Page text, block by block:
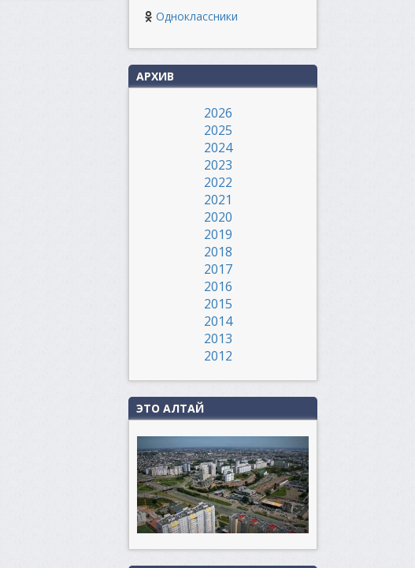
Одноклассники
АРХИВ
2026
2025
2024
2023
2022
2021
2020
2019
2018
2017
2016
2015
2014
2013
2012
ЭТО АЛТАЙ